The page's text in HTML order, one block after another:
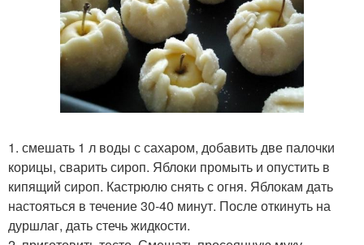
1. смешать 1 л воды с сахаром, добавить две палочки
корицы, сварить сироп. Яблоки промыть и опустить в
кипящий сироп. Кастрюлю снять с огня. Яблокам дать
настояться в течение 30-40 минут. После откинуть на
дуршлаг, дать стечь жидкости.